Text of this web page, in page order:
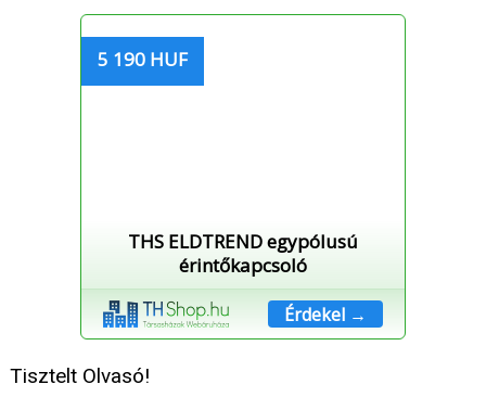
5 190 HUF
THS ELDTREND egypólusú
érintőkapcsoló
Érdekel →
Tisztelt Olvasó!